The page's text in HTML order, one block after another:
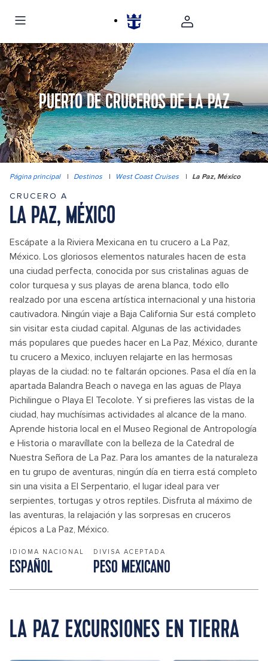
PUERTO DE CRUCEROS DE LA PAZ
Página principal | Destinos | West Coast Cruises | La Paz, México
CRUCERO A
LA PAZ, MÉXICO
Escápate a la Riviera Mexicana en tu crucero a La Paz,
México. Los gloriosos elementos naturales hacen de esta
una ciudad perfecta, conocida por sus cristalinas aguas de
color turquesa y sus playas de arena blanca, todo ello
realzado por una escena artística internacional y una historia
cautivadora. Ningún viaje a Baja California Sur está completo
sin visitar esta ciudad capital. Algunas de las actividades
más populares que puedes hacer en La Paz, México, durante
tu crucero a Mexico, incluyen relajarte en las hermosas
playas de la ciudad: no te faltarán opciones. Pasa el día en la
apartada Balandra Beach o navega en las aguas de Playa
Pichilingue o Playa El Tecolote. Y si prefieres las vistas de la
ciudad, hay muchísimas actividades al alcance de la mano.
Aprende historia local en el Museo Regional de Antropología
e Historia o maravíllate con la belleza de la Catedral de
Nuestra Señora de La Paz. Para los amantes de la naturaleza
en tu grupo de aventuras, ningún día en tierra está completo
sin una visita a El Serpentario, el lugar ideal para ver
serpientes, tortugas y otros reptiles. Disfruta al máximo de
las aventuras, la relajación y las sorpresas en cruceros
épicos a La Paz, México.
IDIOMA NACIONAL
ESPAÑOL
DIVISA ACEPTADA
PESO MEXICANO
LA PAZ EXCURSIONES EN TIERRA